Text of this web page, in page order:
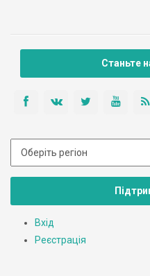
Станьте
Вхід
Реєстрація